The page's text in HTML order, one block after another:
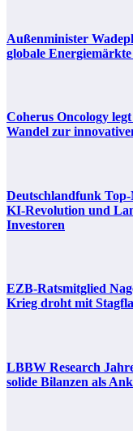
Außenminister
globale
Coherus Oncology
Wandel zur
Deutschlandfunk
KI-Revolution und
Investoren
EZB-Ratsmitglied
Krieg droht mit
LBBW Research
solide Bilanzen als